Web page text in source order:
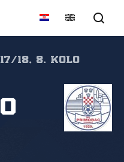
18, 8. kolo
0